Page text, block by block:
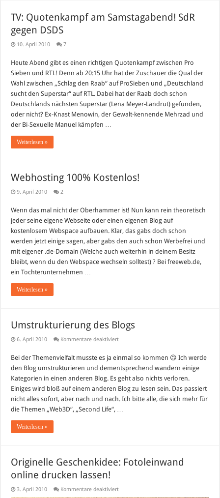
TV: Quotenkampf am Samstagabend! SdR
gegen DSDS
10. April 2010 7
Heute Abend gibt es einen richtigen Quotenkampf zwischen Pro
Sieben und RTL! Denn ab 20:15 Uhr hat der Zuschauer die Qual der
Wahl zwischen „Schlag den Raab“ auf ProSieben und „Deutschland
sucht den Superstar“ auf RTL. Dabei hat der Raab doch schon
Deutschlands nächsten Superstar (Lena Meyer-Landrut) gefunden,
oder nicht? Ex-Knast Menowin, der Gewalt-kennende Mehrzad und
der Bi-Sexuelle Manuel kämpfen …
Weiterlesen »
Webhosting 100% Kostenlos!
9. April 2010 2
Wenn das mal nicht der Oberhammer ist! Nun kann rein theoretisch
jeder seine eigene Webseite oder einen eigenen Blog auf
kostenlosem Webspace aufbauen. Klar, das gabs doch schon
werden jetzt einige sagen, aber gabs den auch schon Werbefrei und
mit eigener .de-Domain (Welche auch weiterhin in deinem Besitz
bleibt, wenn du den Webspace wechseln solltest) ? Bei freeweb.de,
ein Tochterunternehmen …
Weiterlesen »
Umstrukturierung des Blogs
6. April 2010 Kommentare deaktiviertfür
Blogs
Bei der Themenvielfalt musste es ja einmal so kommen 😉 Ich werde
den Blog umstrukturieren und dementsprechend wandern einige
Kategorien in einen anderen Blog. Es geht also nichts verloren.
Einiges wird bloß auf einem anderen Blog zu lesen sein. Das passiert
nicht alles sofort, aber nach und nach. Ich bitte alle, die sich mehr für
die Themen „Web3D“, „Second Life“, …
Weiterlesen »
Originelle Geschenkidee: Fotoleinwand
online drucken lassen!
3. April 2010 Kommentare deaktiviertfür